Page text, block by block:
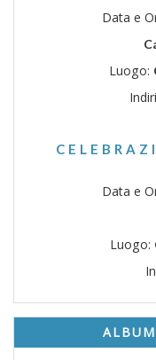
Data e
Luogo:
Data e
Luogo: